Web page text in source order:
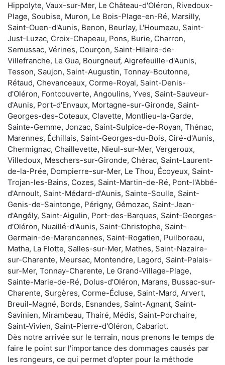
Hippolyte, Vaux-sur-Mer, Le Château-d'Oléron, Rivedoux-
Plage, Soubise, Muron, Le Bois-Plage-en-Ré, Marsilly,
Saint-Ouen-d'Aunis, Benon, Beurlay, L'Houmeau, Saint-
Just-Luzac, Croix-Chapeau, Pons, Burie, Charron,
Semussac, Vérines, Courçon, Saint-Hilaire-de-
Villefranche, Le Gua, Bourgneuf, Aigrefeuille-d'Aunis,
Tesson, Saujon, Saint-Augustin, Tonnay-Boutonne,
Rétaud, Chevanceaux, Corme-Royal, Saint-Denis-
d'Oléron, Fontcouverte, Angoulins, Yves, Saint-Sauveur-
d'Aunis, Port-d'Envaux, Mortagne-sur-Gironde, Saint-
Georges-des-Coteaux, Clavette, Montlieu-la-Garde,
Sainte-Gemme, Jonzac, Saint-Sulpice-de-Royan, Thénac,
Marennes, Échillais, Saint-Georges-du-Bois, Ciré-d'Aunis,
Chermignac, Chaillevette, Nieul-sur-Mer, Vergeroux,
Villedoux, Meschers-sur-Gironde, Chérac, Saint-Laurent-
de-la-Prée, Dompierre-sur-Mer, Le Thou, Écoyeux, Saint-
Trojan-les-Bains, Cozes, Saint-Martin-de-Ré, Pont-l'Abbé-
d'Arnoult, Saint-Médard-d'Aunis, Sainte-Soulle, Saint-
Genis-de-Saintonge, Périgny, Gémozac, Saint-Jean-
d'Angély, Saint-Aigulin, Port-des-Barques, Saint-Georges-
d'Oléron, Nuaillé-d'Aunis, Saint-Christophe, Saint-
Germain-de-Marencennes, Saint-Rogatien, Puilboreau,
Matha, La Flotte, Salles-sur-Mer, Mathes, Saint-Nazaire-
sur-Charente, Meursac, Montendre, Lagord, Saint-Palais-
sur-Mer, Tonnay-Charente, Le Grand-Village-Plage,
Sainte-Marie-de-Ré, Dolus-d'Oléron, Marans, Bussac-sur-
Charente, Surgères, Corme-Écluse, Saint-Mard, Arvert,
Breuil-Magné, Bords, Esnandes, Saint-Agnant, Saint-
Savinien, Mirambeau, Thairé, Médis, Saint-Porchaire,
Saint-Vivien, Saint-Pierre-d'Oléron, Cabariot.
Dès notre arrivée sur le terrain, nous prenons le temps de
faire le point sur l'importance des dommages causés par
les rongeurs, ce qui permet d'opter pour la méthode